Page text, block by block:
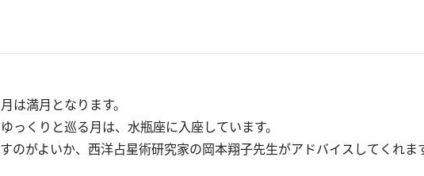
は満月となります。
っくりと巡る月は、水瓶座に入座しています。
がよいか、西洋占星術研究家の岡本翔子先生がアドバイスしてくれます